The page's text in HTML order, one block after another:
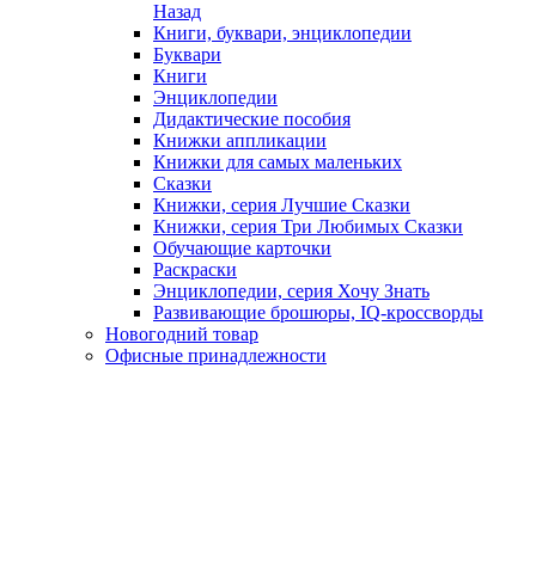
Назад
Книги, буквари, энциклопедии
Буквари
Книги
Энциклопедии
Дидактические пособия
Книжки аппликации
Книжки для самых маленьких
Сказки
Книжки, серия Лучшие Сказки
Книжки, серия Три Любимых Сказки
Обучающие карточки
Раскраски
Энциклопедии, серия Хочу Знать
Развивающие брошюры, IQ-кроссворды
Новогодний товар
Офисные принадлежности